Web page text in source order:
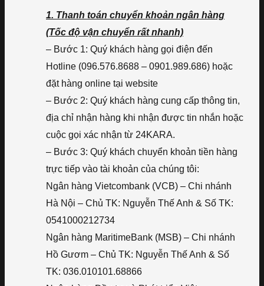
1. Thanh toán chuyển khoản ngân hàng
(Tốc độ vận chuyển rất nhanh)
– Bước 1: Quý khách hàng gọi điện đến
Hotline (096.576.8688 – 0901.989.686) hoặc
đặt hàng online tại website
– Bước 2: Quý khách hàng cung cấp thông tin,
địa chỉ nhận hàng khi nhận được tin nhắn hoặc
cuộc gọi xác nhận từ 24KARA.
– Bước 3: Quý khách chuyển khoản tiền hàng
trực tiếp vào tài khoản của chúng tôi:
Ngân hàng Vietcombank (VCB) – Chi nhánh
Hà Nội – Chủ TK: Nguyễn Thế Anh & Số TK:
0541000212734
Ngân hàng MaritimeBank (MSB) – Chi nhánh
Hồ Gươm – Chủ TK: Nguyễn Thế Anh & Số
TK: 036.010101.68866